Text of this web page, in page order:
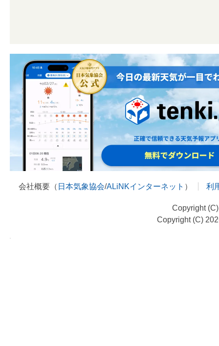
会社概要（ 日本気象協会/ALiNKインターネット ） 利
Copyright
Copyright (C)